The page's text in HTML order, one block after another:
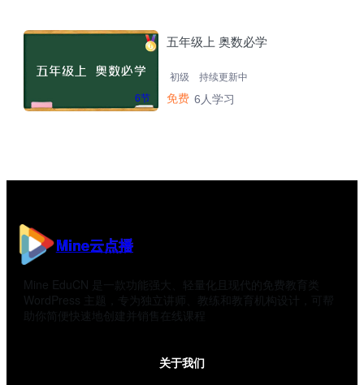
6节
五年级上 奥数必学
初级 持续更新中
免费 6人学习
Mine云点播
Mine EduCN 是一款功能强大、轻量化且现代的免费教育类
WordPress 主题，专为独立讲师、教练和教育机构设计，可帮
助你简便快速地创建并销售在线课程
关于我们